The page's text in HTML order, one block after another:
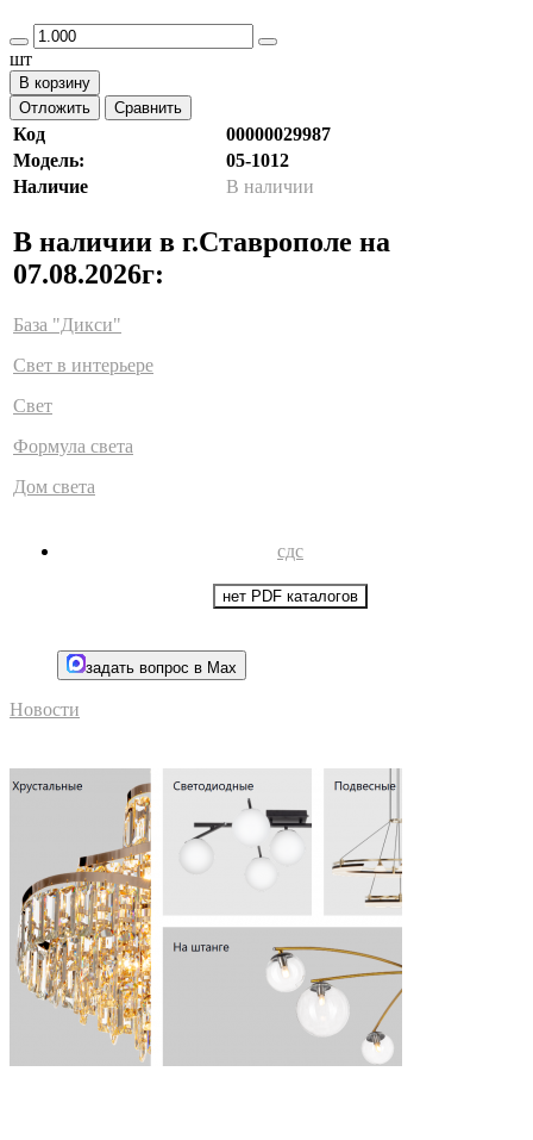
шт
В корзину
Отложить
Сравнить
Код
00000029987
Модель:
05-1012
Наличие
В наличии
В наличии в г.Ставрополе на
07.08.2026г:
База "Дикси"
Свет в интерьере
Свет
Формула света
Дом света
сдс
нет PDF каталогов
задать вопрос в Max
Новости